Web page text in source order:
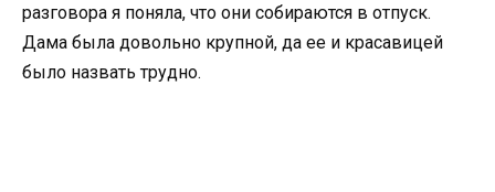
разговора я поняла, что они собираются в отпуск.
Дама была довольно крупной, да ее и красавицей
было назвать трудно.